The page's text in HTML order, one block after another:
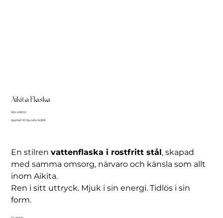
Aikita Flaska
Price
SEK 499.00
AppSell SC Bundle 14288
En stilrenvattenflaska i rostfritt stål, skapad
med samma omsorg, närvaro och känsla som allt
inom Aikita.
Ren i sitt uttryck. Mjuk i sin energi. Tidlös i sin
form.